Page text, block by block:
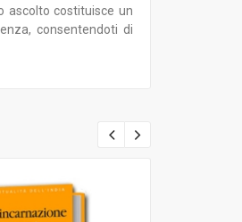
ascolto costituisce un
consentendoti di